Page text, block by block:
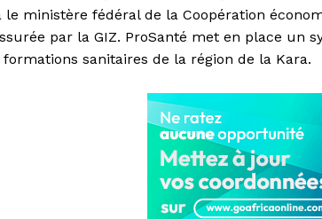
le ministère fédéral de la Coopération
par la GIZ. ProSanté met en place un
sanitaires de la région de la Kara.